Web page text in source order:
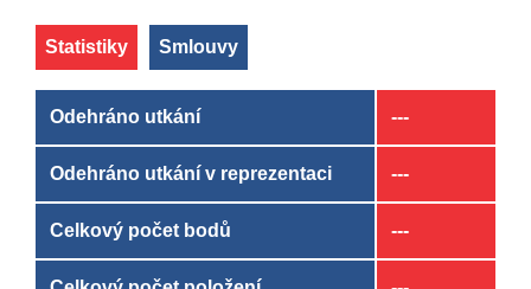
Statistiky Smlouvy
Odehráno utkání ---
Odehráno utkání v reprezentaci ---
Celkový počet bodů ---